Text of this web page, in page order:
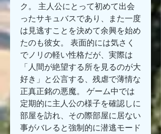
ク。 主人公にとって初めて出会
ったサキュバスであり、また一度
は見逃すことを決めて余興を始め
たのも彼女。 表面的には気さく
でノリの軽い性格だが、実際は
「人間が絶望する所を見るのが大
好き」と公言する、残虐で薄情な
正真正銘の悪魔。 ゲーム中では
定期的に主人公の様子を確認しに
部屋を訪れ、その際部屋に居ない
事がバレると強制的に潜逃モード